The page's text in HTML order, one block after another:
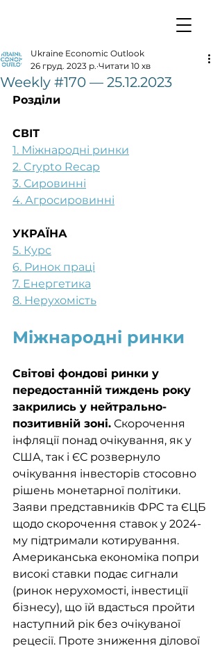
Weekly #170 — 25.12.2023
Ukraine Economic Outlook
26 груд. 2023 р. Читати 10 хв
Розділи
СВІТ
1. Міжнародні ринки
2. Crypto Recap
3. Сировинні
4. Агросировинні
УКРАЇНА
5. Курс
6. Ринок праці
7. Енергетика
8. Нерухомість
Міжнародні ринки
Світові фондові ринки у
передостанній тиждень року
закрились у нейтрально-
позитивній зоні. Скорочення
інфляції понад очікування, як у
США, так і ЄС розвернуло
очікування інвесторів стосовно
рішень монетарної політики.
Заяви представників ФРС та ЄЦБ
щодо скорочення ставок у 2024-
му підтримали котирування.
Американська економіка попри
високі ставки подає сигнали
(ринок нерухомості, інвестиції
бізнесу), що їй вдасться пройти
наступний рік без очікуваної
рецесії. Проте зниження ділової